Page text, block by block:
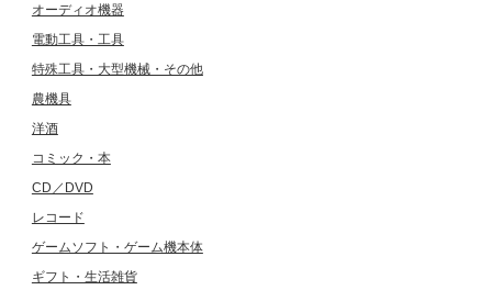
オーディオ機器
電動工具・工具
特殊工具・大型機械・その他
農機具
洋酒
コミック・本
CD／DVD
レコード
ゲームソフト・ゲーム機本体
ギフト・生活雑貨